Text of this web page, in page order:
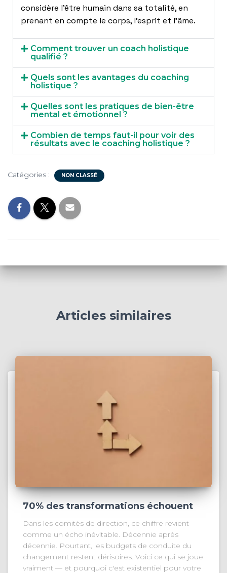
considère l’être humain dans sa totalité, en
prenant en compte le corps, l’esprit et l’âme.
Comment trouver un coach holistique
qualifié ?
Quels sont les avantages du coaching
holistique ?
Quelles sont les pratiques de bien-être
mental et émotionnel ?
Combien de temps faut-il pour voir des
résultats avec le coaching holistique ?
Catégories : NON CLASSÉ
Articles similaires
70% des transformations échouent
Dans les comités de direction, ce chiffre revient
comme un écho inévitable. Décennie après
décennie. Pourtant, les budgets de conduite du
changement restent dérisoires. Voici ce qui se joue
vraiment — et pourquoi c'est existentiel pour votre